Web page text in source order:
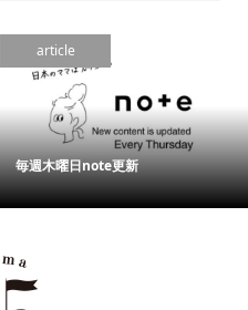
article
毎週木曜日note更新